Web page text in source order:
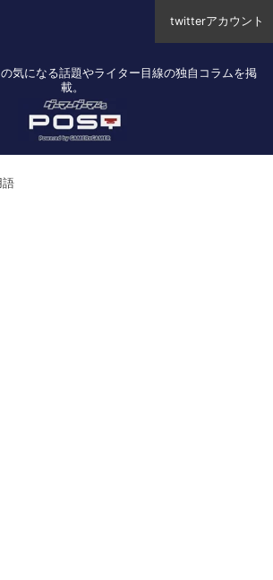
twitterアカウント
気になる話題やライター目線の独自コラムを掲
載。
語